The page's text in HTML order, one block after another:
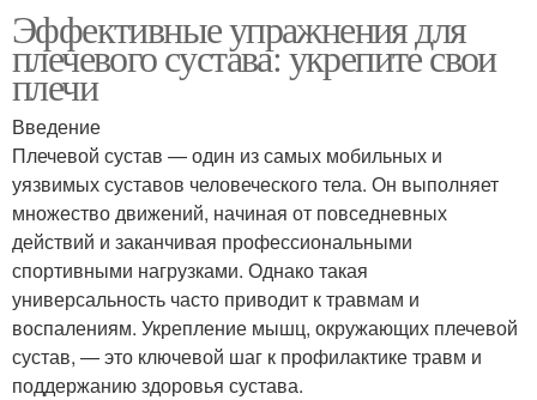
Эффективные упражнения для
плечевого сустава: укрепите свои
плечи
Введение
Плечевой сустав — один из самых мобильных и
уязвимых суставов человеческого тела. Он выполняет
множество движений, начиная от повседневных
действий и заканчивая профессиональными
спортивными нагрузками. Однако такая
универсальность часто приводит к травмам и
воспалениям. Укрепление мышц, окружающих плечевой
сустав, — это ключевой шаг к профилактике травм и
поддержанию здоровья сустава.